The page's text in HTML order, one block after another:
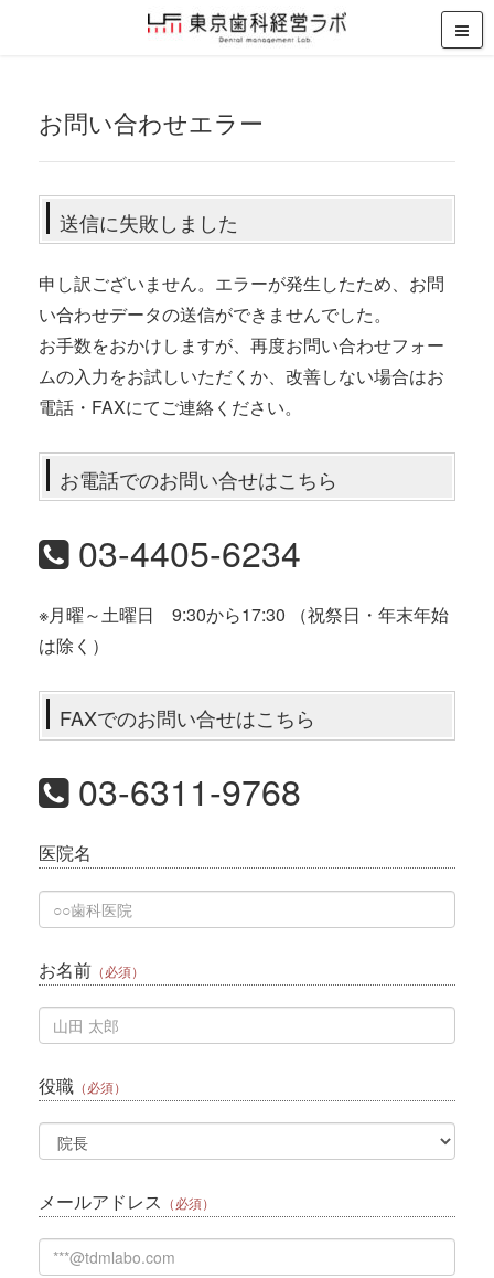
お問い合わせエラー
送信に失敗しました
申し訳ございません。エラーが発生したため、お問
い合わせデータの送信ができませんでした。
お手数をおかけしますが、再度お問い合わせフォー
ムの入力をお試しいただくか、改善しない場合はお
電話・FAXにてご連絡ください。
お電話でのお問い合せはこちら
03-4405-6234
※月曜～土曜日 9:30から17:30 （祝祭日・年末年始
は除く）
FAXでのお問い合せはこちら
03-6311-9768
医院名
お名前 （必須）
役職 （必須）
メールアドレス （必須）